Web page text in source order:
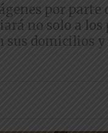
por
no solo a los
sus domicilios